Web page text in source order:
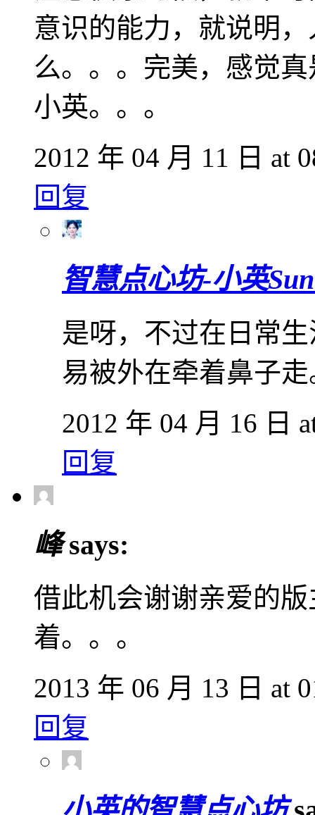
意识的能力，就说明
么。。。完美，感觉
小英。。。
2012 年 04 月 11 日 at
回复
智慧点心坊-小英
是呀，不过在日常
易被外在牵着鼻子走
2012 年 04 月 16 日
回复
峰 says:
借此机会谢谢亲爱的
着。。。
2013 年 06 月 13 日 at
回复